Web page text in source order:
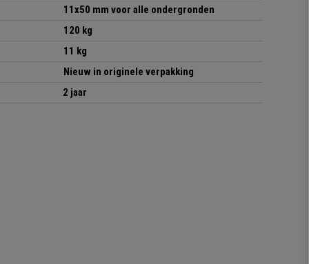
11x50 mm voor alle ondergronden
120 kg
11 kg
Nieuw in originele verpakking
2 jaar